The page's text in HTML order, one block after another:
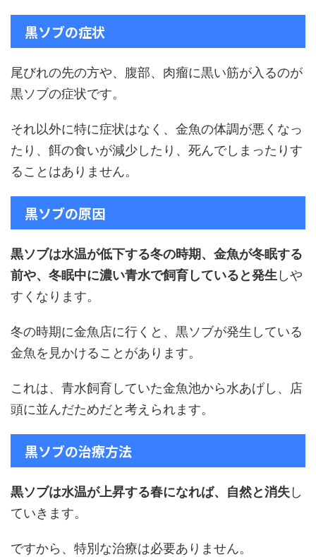
黒ソブの症状
尾びれの先の方や、腹部、肉瘤に黒い筋が入るのが
黒ソブの症状です。
それ以外に特に症状はなく、金魚の体調が悪くなっ
たり、餌の食いが減少したり、死んでしまったりす
ることはありません。
黒ソブの原因
黒ソブは水温が低下する冬の時期、金魚が冬眠する
前や、冬眠中に濃い青水で飼育していると発生しや
すくなります。
冬の時期に金魚店に行くと、黒ソブが発生している
金魚を見かけることがあります。
これは、青水飼育していた金魚池から水あげし、店
頭に並んだためだと考えられます。
黒ソブの治療方法
黒ソブは水温が上昇する春になれば、自然と消失し
ていきます。
ですから、特別な治療は必要ありません。